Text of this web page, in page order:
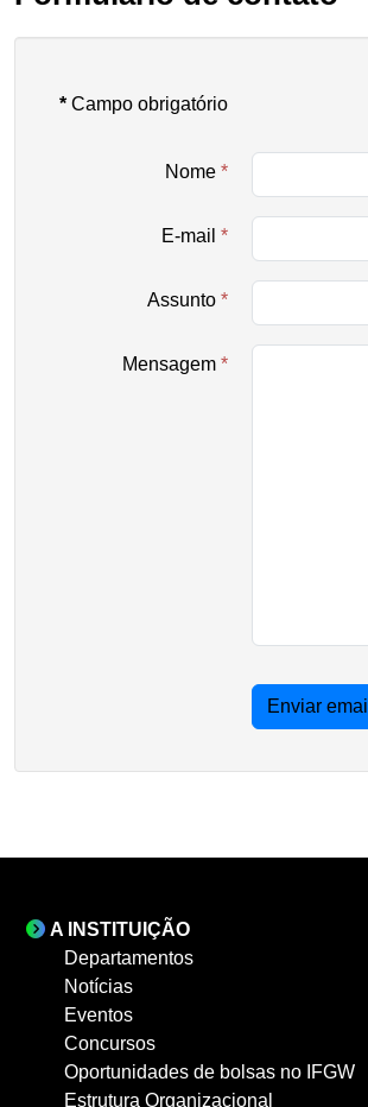
* Campo obrigatório
Nome *
E-mail *
Assunto *
Mensagem *
Enviar email
A INSTITUIÇÃO
Departamentos
Notícias
Eventos
Concursos
Oportunidades de bolsas no IFGW
Estrutura Organizacional